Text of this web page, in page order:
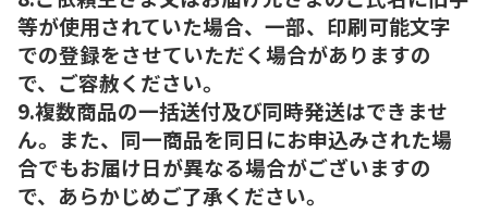
等が使用されていた場合、一部、印刷可能文字
での登録をさせていただく場合がありますの
で、ご容赦ください。
9.複数商品の一括送付及び同時発送はできませ
ん。また、同一商品を同日にお申込みされた場
合でもお届け日が異なる場合がございますの
で、あらかじめご了承ください。